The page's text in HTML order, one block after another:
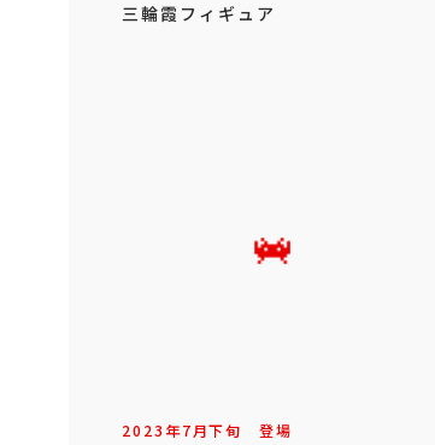
三輪霞フィギュア
2023年7月下旬 登場